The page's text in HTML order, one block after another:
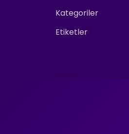
Kategoriler
Etiketler